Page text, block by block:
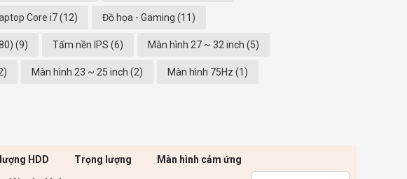
Core i7 (12) Đồ họa - Gaming (11)
(9) Tấm nền IPS (6) Màn hình 27 ~ 32 inch (5)
Màn hình 23 ~ 25 inch (2) Màn hình 75Hz (1)
HDD Trọng lượng Màn hình cảm ứng